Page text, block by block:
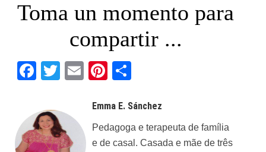
Toma un momento para
compartir ...
Facebook
Twitter
EmailPinterest
Emma E. Sánchez
Pedagoga e terapeuta de família
e de casal. Casada e mãe de três